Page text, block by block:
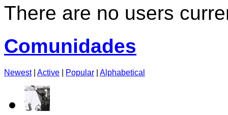
There are no users
Comunidades
Newest Active Popular Alphabetical